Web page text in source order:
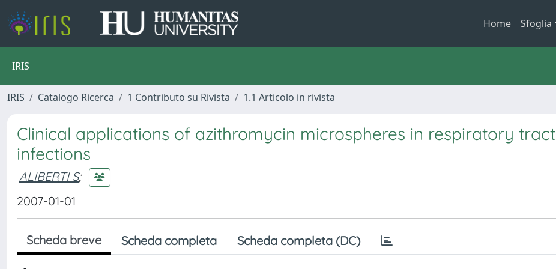
Home Sfoglia
IRIS
IRIS Catalogo Ricerca 1 Contributo su Rivista 1.1 Articolo in rivista
Clinical applications of azithromycin microspheres in respiratory tract
infections
ALIBERTI S;
2007-01-01
Scheda breve Scheda completa Scheda completa (DC)